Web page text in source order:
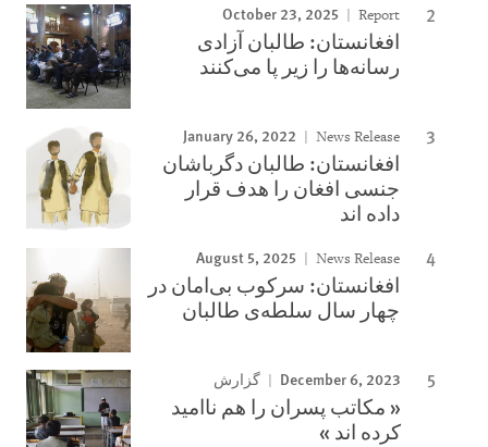
October 23, 2025 Report
افغانستان: طالبان آزادی
رسانه‌ها را زیر پا می‌کنند
January 26, 2022 News Release
افغانستان: طالبان دگرباشان
جنسی افغان را هدف قرار
داده اند
August 5, 2025 News Release
افغانستان: سرکوب بی‌امان در
چهار سال سلطه‌ی طالبان
December 6, 2023 گزارش
« مکاتب پسران را هم ناامید
کرده اند »